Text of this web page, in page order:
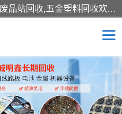
工厂废料物资回收,深圳废品站回收,五金塑料回收欢迎有金属、塑料、电子、电线、废旧设备、废铜、锡渣、线路板、镀银废料、废IC、电子零件、电子脚，等其他废旧物资的单位及个人联系洽谈。对提供息者我们可以提供优厚的业务提成（佣金）。
电子回收
电池回收